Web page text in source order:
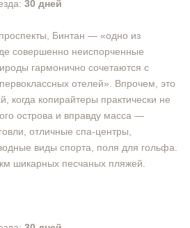
30 дней
Бинтан — «одно из
совершенно неиспорченные
гармонично сочетаются с
отелей». Впрочем, это
когда копирайтеры практически не
острова и вправду масса —
отличные спа-центры,
виды спорта, поля для гольфа.
шикарных песчаных пляжей.